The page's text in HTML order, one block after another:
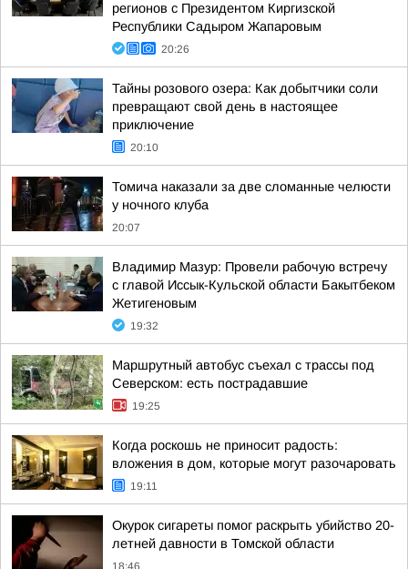
регионов с Президентом Киргизской
Республики Садыром Жапаровым
20:26
Тайны розового озера: Как добытчики соли
превращают свой день в настоящее
приключение
20:10
Томича наказали за две сломанные челюсти
у ночного клуба
20:07
Владимир Мазур: Провели рабочую встречу
с главой Иссык-Кульской области Бакытбеком
Жетигеновым
19:32
Маршрутный автобус съехал с трассы под
Северском: есть пострадавшие
19:25
Когда роскошь не приносит радость:
вложения в дом, которые могут разочаровать
19:11
Окурок сигареты помог раскрыть убийство 20-
летней давности в Томской области
18:46